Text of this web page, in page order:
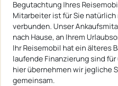
Begutachtung Ihres
Mitarbeiter ist für Sie
verbunden. Unser
nach Hause, an Ihrem
Ihr Reisemobil hat ein älteres
laufende Finanzierung sind
hier übernehmen wir jegliche
gemeinsam.